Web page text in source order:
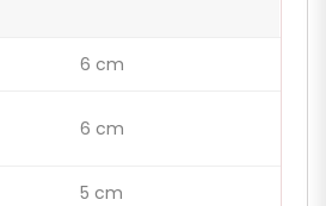
6 cm
6 cm
5 cm